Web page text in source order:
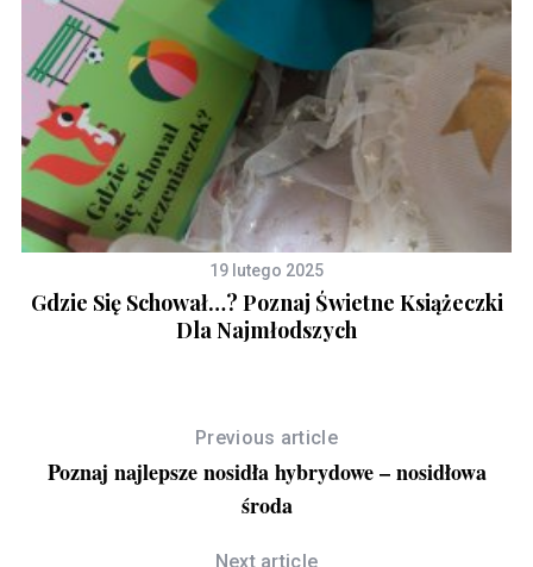
19 lutego 2025
Gdzie Się Schował…? Poznaj Świetne Książeczki
Dla Najmłodszych
Previous article
Poznaj najlepsze nosidła hybrydowe – nosidłowa
środa
Next article